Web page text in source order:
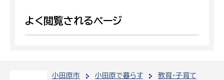
小田原市 小田原で暮らす
教育・子育て
よく閲覧されるページ